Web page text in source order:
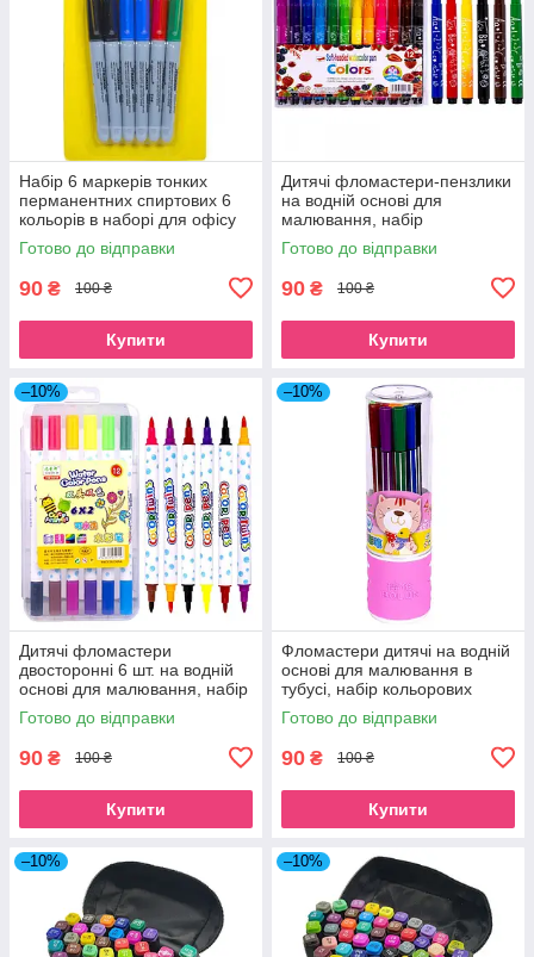
Набір 6 маркерів тонких
перманентних спиртових 6
кольорів в наборі для офісу
та малювання
Готово до відправки
90 ₴ 100 ₴
Купити
Дитячі фломастери-пензлики
на водній основі для
малювання, набір
кольорових фломастерів 12
кольорів для школи Colors
Готово до відправки
90 ₴ 100 ₴
Купити
–10%
Дитячі фломастери
двосторонні 6 шт. на водній
основі для малювання, набір
кольорових фломастерів 12
кольорів для школи в боксі
Готово до відправки
90 ₴ 100 ₴
Купити
–10%
Фломастери дитячі на водній
основі для малювання в
тубусі, набір кольорових
фломастерів 12 кольорів для
школи рожевий
Готово до відправки
90 ₴ 100 ₴
Купити
–10% –10%